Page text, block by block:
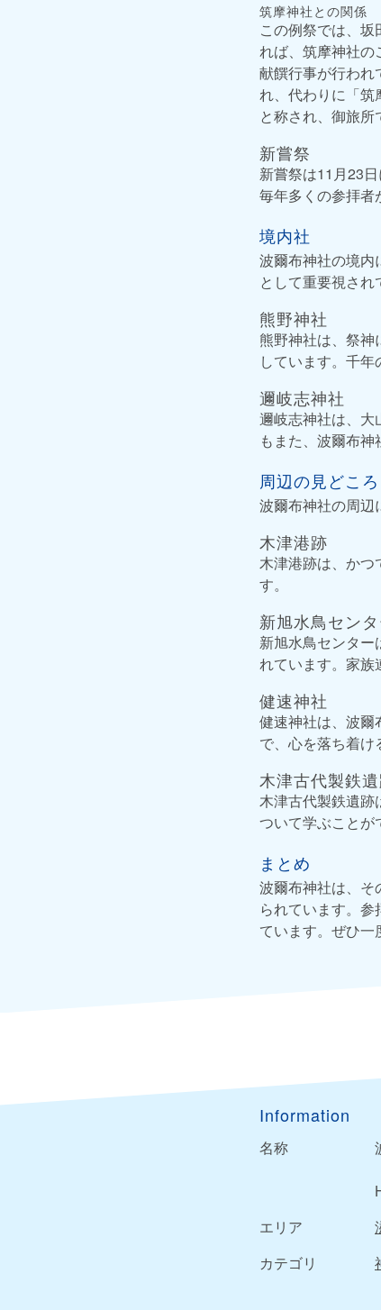
筑摩神社との関係
この例祭では、
れば、筑摩神社の
献饌行事が行われ
れ、代わりに「筑
と称され、御旅所
新嘗祭
新嘗祭は11月23
毎年多くの参拝者
境内社
波爾布神社の境内
として重要視され
熊野神社
熊野神社は、祭
しています。千
邇岐志神社
邇岐志神社は、大
もまた、波爾布
周辺の見どころ
波爾布神社の周辺
木津港跡
木津港跡は、かつ
す。
新旭水鳥セン
新旭水鳥センタ
れています。家族
健速神社
健速神社は、波爾
で、心を落ち着け
木津古代製鉄
木津古代製鉄遺跡
ついて学ぶことが
まとめ
波爾布神社は、そ
られています。
ています。ぜひ一
Information
名称
エリア
カテゴリ